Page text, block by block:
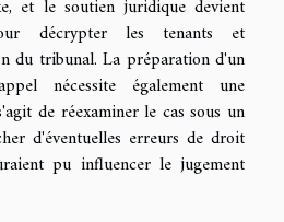
et le soutien juridique devient
décrypter les tenants et
du tribunal. La préparation d'un
nécessite également une
de réexaminer le cas sous un
d'éventuelles erreurs de droit
pu influencer le jugement